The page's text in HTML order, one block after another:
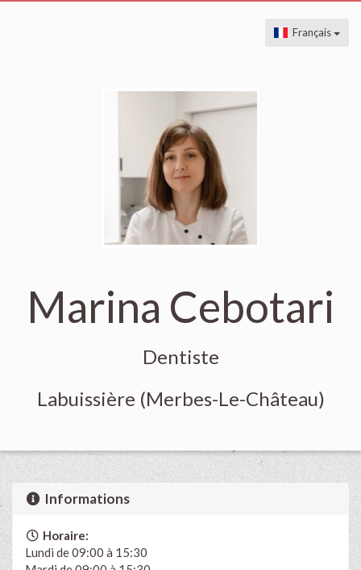
Français
Marina Cebotari
Dentiste
Labuissière (Merbes-Le-Château)
Informations
Horaire:
Lundi de 09:00 à 15:30